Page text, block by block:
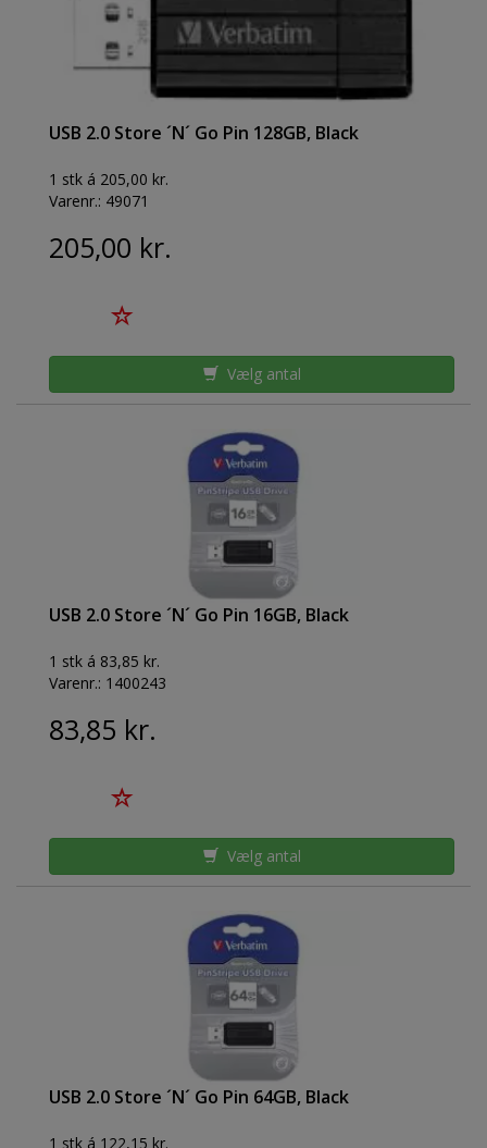
USB 2.0 Store ´N´ Go Pin 128GB, Black
1 stk á 205,00 kr.
Varenr.: 49071
205,00 kr.
Vælg antal
USB 2.0 Store ´N´ Go Pin 16GB, Black
1 stk á 83,85 kr.
Varenr.: 1400243
83,85 kr.
Vælg antal
USB 2.0 Store ´N´ Go Pin 64GB, Black
1 stk á 122,15 kr.